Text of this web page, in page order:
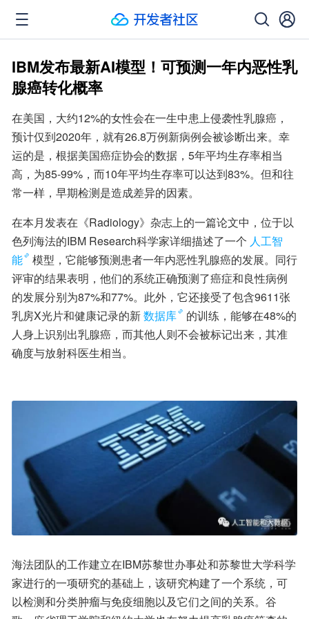
IBM发布最新AI模型！可预测一年内恶性乳
腺癌转化概率
在美国，大约12%的女性会在一生中患上侵袭性乳腺癌，
预计仅到2020年，就有26.8万例新病例会被诊断出来。幸
运的是，根据美国癌症协会的数据，5年平均生存率相当
高，为85-99%，而10年平均生存率可以达到83%。但和往
常一样，早期检测是造成差异的因素。
在本月发表在《Radiology》杂志上的一篇论文中，位于以
色列海法的IBM Research科学家详细描述了一个 人工智
能
模型，它能够预测患者一年内恶性乳腺癌的发展。同行
评审的结果表明，他们的系统正确预测了癌症和良性病例
的发展分别为87%和77%。此外，它还接受了包含9611张
乳房X光片和健康记录的新数据库
的训练，能够在48%的
人身上识别出乳腺癌，而其他人则不会被标记出来，其准
确度与放射科医生相当。
海法团队的工作建立在IBM苏黎世办事处和苏黎世大学科学
家进行的一项研究的基础上，该研究构建了一个系统，可
以检测和分类肿瘤与免疫细胞以及它们之间的关系。谷